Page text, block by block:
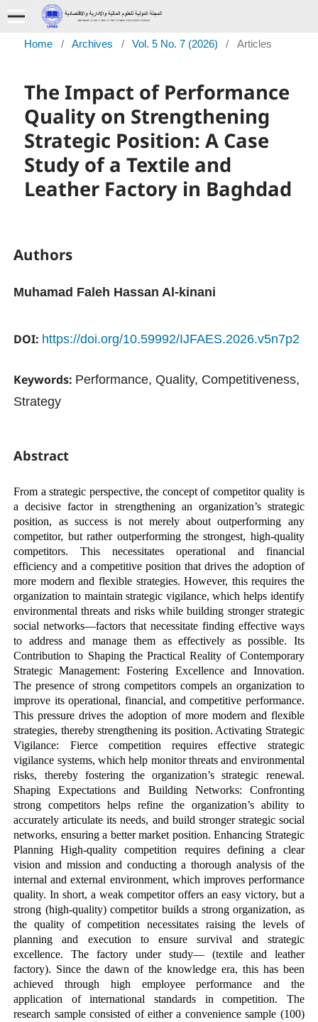
Home / Archives / Vol. 5 No. 7 (2026) / Articles
The Impact of Performance
Quality on Strengthening
Strategic Position: A Case
Study of a Textile and
Leather Factory in Baghdad
Authors
Muhamad Faleh Hassan Al-kinani
DOI: https://doi.org/10.59992/IJFAES.2026.v5n7p2
Keywords: Performance, Quality, Competitiveness,
Strategy
Abstract
From a strategic perspective, the concept of competitor quality is
a decisive factor in strengthening an organization’s strategic
position, as success is not merely about outperforming any
competitor, but rather outperforming the strongest, high-quality
competitors. This necessitates operational and financial
efficiency and a competitive position that drives the adoption of
more modern and flexible strategies. However, this requires the
organization to maintain strategic vigilance, which helps identify
environmental threats and risks while building stronger strategic
social networks—factors that necessitate finding effective ways
to address and manage them as effectively as possible. Its
Contribution to Shaping the Practical Reality of Contemporary
Strategic Management: Fostering Excellence and Innovation.
The presence of strong competitors compels an organization to
improve its operational, financial, and competitive performance.
This pressure drives the adoption of more modern and flexible
strategies, thereby strengthening its position. Activating Strategic
Vigilance: Fierce competition requires effective strategic
vigilance systems, which help monitor threats and environmental
risks, thereby fostering the organization’s strategic renewal.
Shaping Expectations and Building Networks: Confronting
strong competitors helps refine the organization’s ability to
accurately articulate its needs, and build stronger strategic social
networks, ensuring a better market position. Enhancing Strategic
Planning High-quality competition requires defining a clear
vision and mission and conducting a thorough analysis of the
internal and external environment, which improves performance
quality. In short, a weak competitor offers an easy victory, but a
strong (high-quality) competitor builds a strong organization, as
the quality of competition necessitates raising the levels of
planning and execution to ensure survival and strategic
excellence. The factory under study— (textile and leather
factory). Since the dawn of the knowledge era, this has been
achieved through high employee performance and the
application of international standards in competition. The
research sample consisted of either a convenience sample (100)